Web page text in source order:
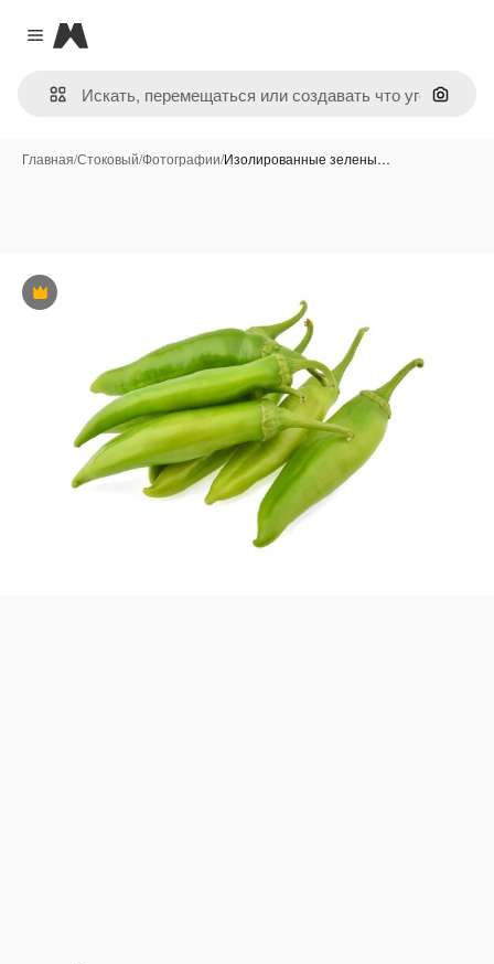
Close menu
Magnific
Поиск
Главная/Стоковый/Фотографии/Изолированные зелены…
Премиум